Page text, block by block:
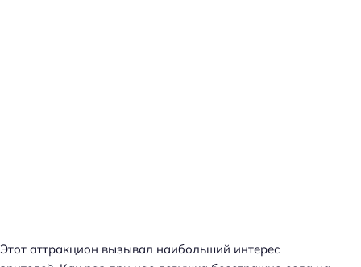
Этот аттракцион вызывал наибольший интерес